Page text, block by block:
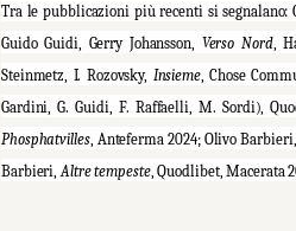
Tra le pubblicazioni più recenti si segnalano:
Guido Guidi, Gerry Johansson, Verso Nord,
Steinmetz, I. Rozovsky, Insieme, Chose
Gardini, G. Guidi, F. Raffaelli, M. Sordi),
Phosphatvilles, Anteferma 2024; Olivo Barbieri,
Barbieri,Altre tempeste, Quodlibet, Macerata